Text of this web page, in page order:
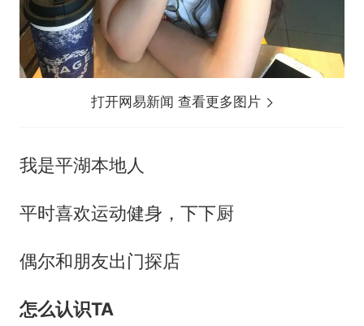
打开网易新闻 查看更多图片
我是平湖本地人
平时喜欢运动健身，下下厨
偶尔和朋友出门探店
怎么认识TA